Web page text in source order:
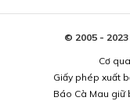
© 2005 - 2023
Cơ
Giấy phép xuất
Báo Cà Mau giữ